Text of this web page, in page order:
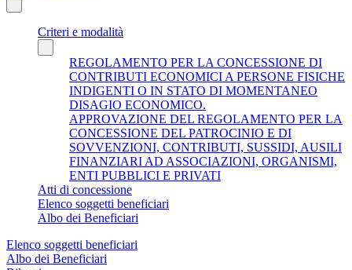
Criteri e modalità
REGOLAMENTO PER LA CONCESSIONE DI
CONTRIBUTI ECONOMICI A PERSONE FISICHE
INDIGENTI O IN STATO DI MOMENTANEO
DISAGIO ECONOMICO.
APPROVAZIONE DEL REGOLAMENTO PER LA
CONCESSIONE DEL PATROCINIO E DI
SOVVENZIONI, CONTRIBUTI, SUSSIDI, AUSILI
FINANZIARI AD ASSOCIAZIONI, ORGANISMI,
ENTI PUBBLICI E PRIVATI
Atti di concessione
Elenco soggetti beneficiari
Albo dei Beneficiari
Elenco soggetti beneficiari
Albo dei Beneficiari